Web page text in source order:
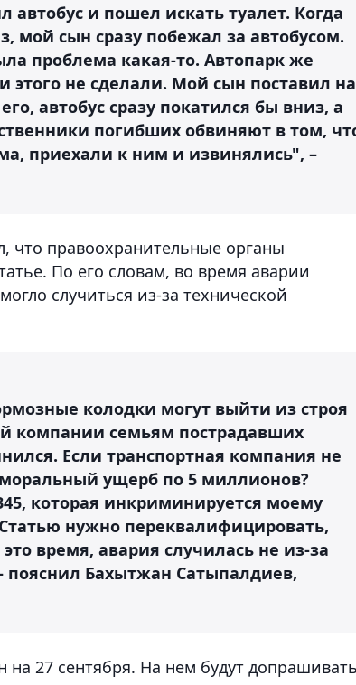
и пошел искать туалет. Когда
мой сын сразу побежал за автобусом.
проблема какая-то. Автопарк же
этого не сделали. Мой сын поставил на
автобус сразу покатился бы вниз, а
погибших обвиняют в том,
приехали к ним и извинялись", –
что правоохранительные органы
По его словам, во время аварии
случиться из-за технической
колодки могут выйти из строя
компании семьям пострадавших
Если транспортная компания не
ущерб по 5 миллионов?
которая инкриминируется моему
нужно переквалифицировать,
время, авария случилась не из-за
пояснил Бахытжан Сатыпалдиев,
27 сентября. На нем будут